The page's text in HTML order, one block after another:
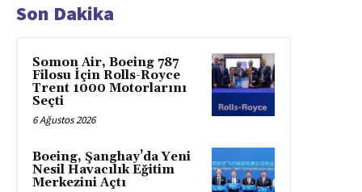
Son Dakika
Somon Air, Boeing 787
Filosu İçin Rolls-Royce
Trent 1000 Motorlarını
Seçti
6 Ağustos 2026
Boeing, Şanghay’da Yeni
Nesil Havacılık Eğitim
Merkezini Açtı